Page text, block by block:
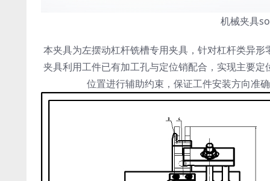
机械夹具
本夹具为左摆动杠杆铣槽专用夹具，针对杠杆类异
夹具利用工件已有加工孔与定位销配合，实现主要
位置进行辅助约束，保证工件安装方向准